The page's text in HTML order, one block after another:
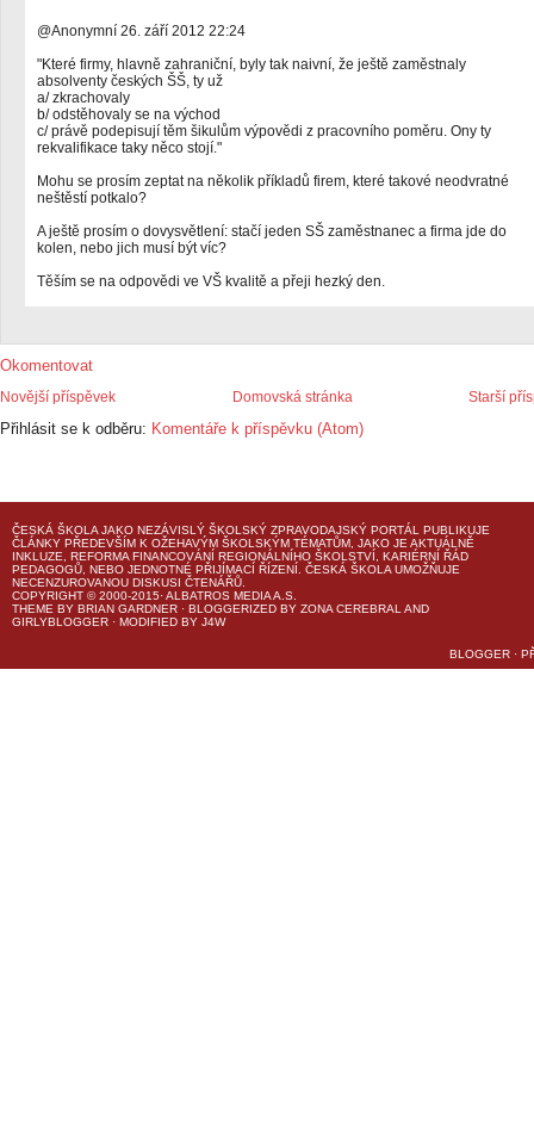
@Anonymní 26. září 2012 22:24
"Které firmy, hlavně zahraniční, byly tak naivní, že ještě zaměstnaly
absolventy českých ŠŠ, ty už
a/ zkrachovaly
b/ odstěhovaly se na východ
c/ právě podepisují těm šikulům výpovědi z pracovního poměru. Ony ty
rekvalifikace taky něco stojí."
Mohu se prosím zeptat na několik příkladů firem, které takové neodvratné
neštěstí potkalo?
A ještě prosím o dovysvětlení: stačí jeden SŠ zaměstnanec a firma jde do
kolen, nebo jich musí být víc?
Těším se na odpovědi ve VŠ kvalitě a přeji hezký den.
Okomentovat
Novější příspěvek Starší
Domovská stránka
Přihlásit se k odběru: Komentáře k příspěvku (Atom)
ČESKÁ ŠKOLA JAKO NEZÁVISLÝ ŠKOLSKÝ ZPRAVODAJSKÝ PORTÁL PUBLIKUJE
ČLÁNKY PŘEDEVŠÍM K OŽEHAVÝM ŠKOLSKÝM TÉMATŮM, JAKO JE AKTUÁLNĚ
INKLUZE, REFORMA FINANCOVÁNÍ REGIONÁLNÍHO ŠKOLSTVÍ, KARIÉRNÍ ŘÁD
PEDAGOGŮ, NEBO JEDNOTNÉ PŘIJÍMACÍ ŘÍZENÍ. ČESKÁ ŠKOLA UMOŽŇUJE
NECENZUROVANOU DISKUSI ČTENÁŘŮ.
COPYRIGHT © 2000-2015· ALBATROS MEDIA A.S.
THEME BY BRIAN GARDNER · BLOGGERIZED BY ZONA CEREBRAL AND
GIRLYBLOGGER · MODIFIED BY J4W
BLOGGER ·